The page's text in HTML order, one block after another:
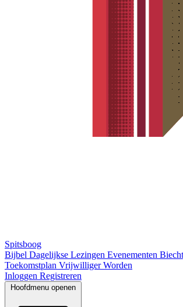
Spitsboog
Bijbel Dagelijkse Lezingen Evenementen
Toekomstplan Vrijwilliger Worden
Inloggen Registreren
Hoofdmenu openen